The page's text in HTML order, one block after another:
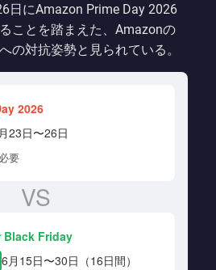
日にAmazon Prime Day 2026
ことを踏まえた、Amazonの
の対抗姿勢と見られている。
2026
23日〜26日
要
VS
Black Friday
6月15日〜30日（16日間）